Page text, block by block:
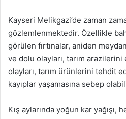
Kayseri Melikgazi’de zaman
gözlemlenmektedir. Özellikle
görülen fırtınalar, aniden
ve dolu olayları, tarım
olayları, tarım ürünlerini tehdit
kayıplar yaşamasına sebep
Kış aylarında yoğun kar yağışı,